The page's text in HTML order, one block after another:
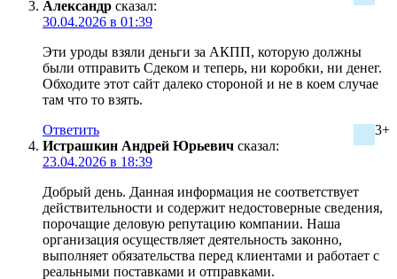
Александр сказал:
30.04.2026 в 01:39
Эти уроды взяли деньги за АКПП, которую должны
были отправить Сдеком и теперь, ни коробки, ни денег.
Обходите этот сайт далеко стороной и не в коем случае
там что то взять.
3+
Ответить
Истрашкин Андрей Юрьевич сказал:
23.04.2026 в 18:39
Добрый день. Данная информация не соответствует
действительности и содержит недостоверные сведения,
порочащие деловую репутацию компании. Наша
организация осуществляет деятельность законно,
выполняет обязательства перед клиентами и работает с
реальными поставками и отправками.